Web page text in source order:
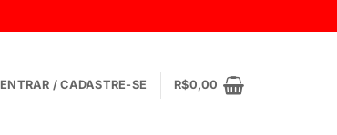
ENTRAR / CADASTRE-SE R$0,00